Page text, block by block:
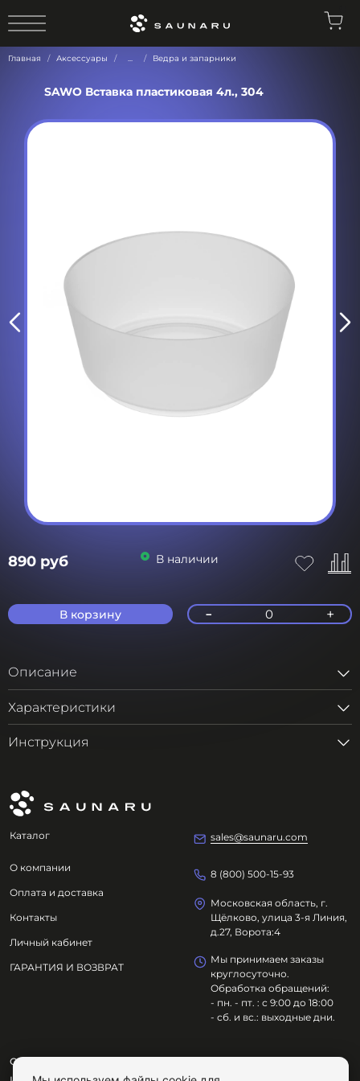
Главная Аксессуары ... Ведра и запарники
SAWO Вставка пластиковая 4л., 304
890 руб В наличии
В корзину - 0 +
Описание
Характеристики
Инструкция
Каталог
О компании
Оплата и доставка
Контакты
Личный кабинет
ГАРАНТИЯ И ВОЗВРАТ
sales@saunaru.com
8 (800) 500-15-93
Московская область, г.
Щёлково, улица 3-я Линия,
д.27, Ворота:4
Мы принимаем заказы
круглосуточно.
Обработка обращений:
- пн. - пт. : с 9:00 до 18:00
- сб. и вс.: выходные дни.
ООО "ОЗДОРОВИТЕЛЬНЫЕ ТЕХНОЛОГИИ"